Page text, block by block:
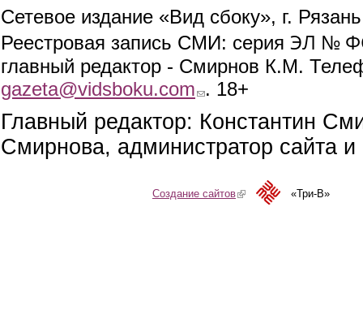
Сетевое издание «Вид сбоку», г.
Реестровая запись СМИ: серия ЭЛ №
главный редактор - Смирнов К.М.
gazeta@vidsboku.com (link sends e-mail)
. 18+
Главный редактор: Константин
Смирнова, администратор сайта
Создание сайтов(link is external)«Три-В»